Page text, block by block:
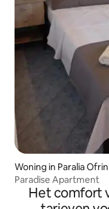
Woning in Paralia
Paradise Apartment
Het comfort